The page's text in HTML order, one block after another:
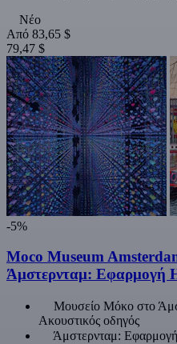
Νέο
Από 83,65 $
79,47 $
-5%
Moco Museum
Άμστερνταμ: Εφαρμογή
Μουσείο Μόκο στο
Ακουστικός οδηγός
Άμστερνταμ: